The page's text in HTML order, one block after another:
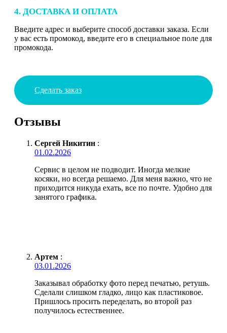
4. ДОСТАВКА И ОПЛАТА
Введите адрес и выберите способ доставки заказа. Если
у вас есть промокод, введите его в специальное поле для
промокода.
Сделать заказ
Отзывы
Сергей Никитин :
01.02.2026
Сервис в целом не подводит. Иногда мелкие
косяки, но всегда решаемо. Для меня важно, что не
приходится никуда ехать, все по почте. Удобно для
занятого графика.
Артем :
03.01.2026
Заказывал обработку фото перед печатью, ретушь.
Сделали слишком гладко, лицо как пластиковое.
Пришлось просить переделать, во второй раз
получилось естественнее.